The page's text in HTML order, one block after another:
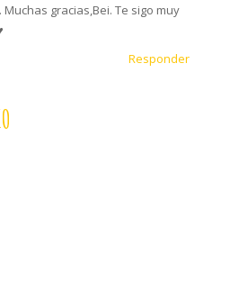
Muchas gracias,Bei. Te sigo muy
Responder